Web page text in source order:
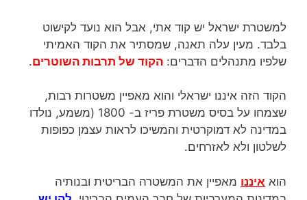
למשטרת ישראל יש קוד אתי, אבל הוא נועד לקישוט
בלבד. מעין עלה תאנה, שמסתיר את הקוד האמיתי
שלפיו מתנהלים הדברים: הקוד של תרבות השוטרים.
הקוד הזה איננו ישראלי והוא מאפיין משטרות רבות,
שצמחו על בסיס משטרת פריז ב- 1800 (משמע, נולדו
במדינה לא דמוקרטית והמשיכו לראות עצמן כפופות
לשלטון ולא לאזרחים.
הוא איננו מאפיין את המשטרה הבריטית ובנותיה